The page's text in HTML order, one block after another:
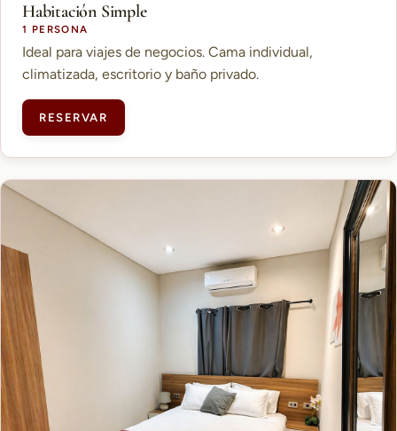
Habitación Simple
1 PERSONA
Ideal para viajes de negocios. Cama individual,
climatizada, escritorio y baño privado.
RESERVAR